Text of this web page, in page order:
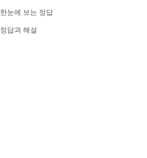
한눈에 보는 정답
정답과 해설